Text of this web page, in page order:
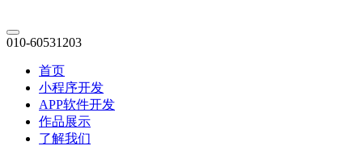
010-60531203
首页
小程序开发
APP软件开发
作品展示
了解我们